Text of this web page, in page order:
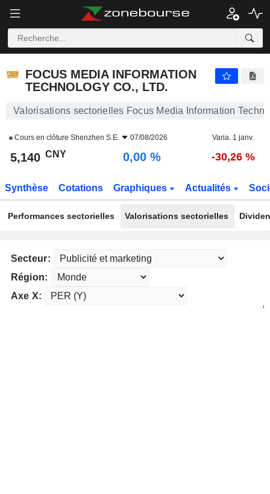
FOCUS MEDIA INFORMATION
TECHNOLOGY CO., LTD.
Valorisations sectorielles Focus Media Information
Cours en clôture Shenzhen S.E. 07/08/2026 Varia. 1 janv.
5,140 CNY 0,00 % -30,26 %
Synthèse Cotations Graphiques Actualités
Performances sectorielles Valorisations sectorielles
Secteur:
Région:
Axe X: